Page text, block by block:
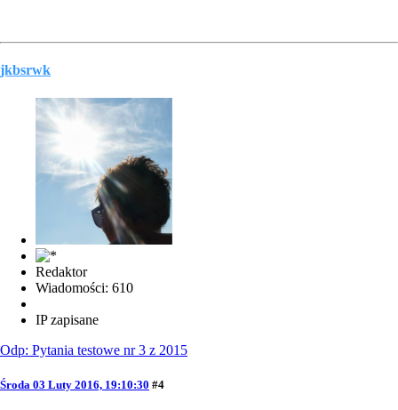
jkbsrwk
Redaktor
Wiadomości: 610
IP zapisane
Odp: Pytania testowe nr 3 z 2015
Środa 03 Luty 2016, 19:10:30 #4